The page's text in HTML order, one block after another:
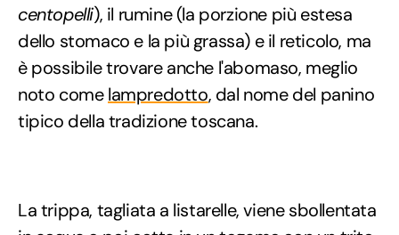
centopelli), il rumine (la porzione più estesa
dello stomaco e la più grassa) e il reticolo, ma
è possibile trovare anche l'abomaso, meglio
noto comelampredotto, dal nome del panino
tipico della tradizione toscana.
La trippa, tagliata a listarelle, viene sbollentata